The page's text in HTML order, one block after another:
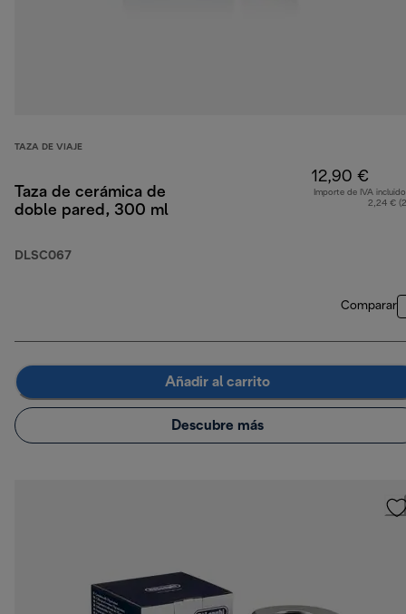
TAZA DE VIAJE
Taza de cerámica de
doble pared, 300 ml
DLSC067
12,90 €
Importe de IVA
2,24 €
Comparar
Añadir al carrito
Descubre más